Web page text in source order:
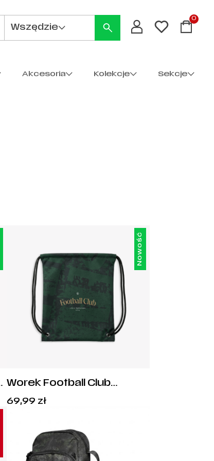
Wszędzie
0
Akcesoria Kolekcje Sekcje
Nowość
Worek Football Club
69,99 zł